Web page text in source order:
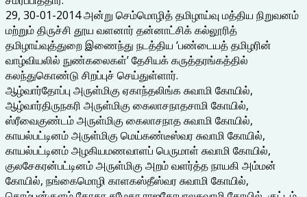
29, 30-01-2014 அன்று செம்மொழித் தமிழாய்வு மத்திய நிறுவனம்
மற்றும் திருச்சி தூய வளனார் தன்னாட்சிக் கல்லூரித்
தமிழாய்வுத்துறை இணைந்து நடத்திய ‘பண்டையத் தமிழரின்
வாழ்வியலில் நுண்கலைகள்’ தேசியக் கருத்தரங்கத்தில்
கலந்துகொண்டு சிறப்புச் செய்துள்ளார்.
ஆழ்வார்தோப்பு அருள்மிகு ஏகாந்தலிங்க சுவாமி கோயில்,
ஆழ்வார்திருநகரி அருள்மிகு கைலாசநாதசாமி கோயில்,
ஸ்ரீவைகுண்டம் அருள்மிகு கைலாசநாத சுவாமி கோயில்,
காயல்பட்டினம் அருள்மிகு மெய்கண்டீஸ்வர சுவாமி கோயில்,
காயல்பட்டினம் அழகியமணவாளப் பெருமாள் சுவாமி கோயில்,
குலசேகரன்பட்டினம் அருள்மிகு அறம் வளர்த்த நாயகி அம்மன்
கோயில், நங்கைமொழி காளகஸ்தீஸ்வர சுவாமி கோயில்,